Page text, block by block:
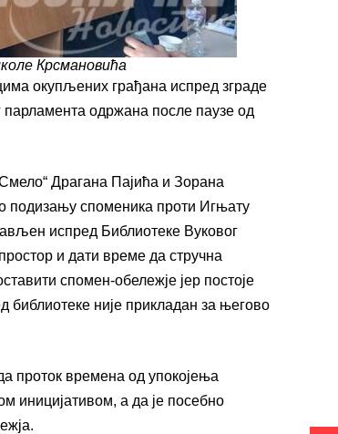
Крсмановића
окупљених грађана испред зграде
одржана после паузе од
Драгана Пајића и Зорана
подизању споменика проти Игњату
испред Библиотеке Вуковог
и дати време да стручна
спомен-обележје јер постоје
библиотеке није прикладан за његово
проток времена од упокојења
иницијативом, а да је посебно